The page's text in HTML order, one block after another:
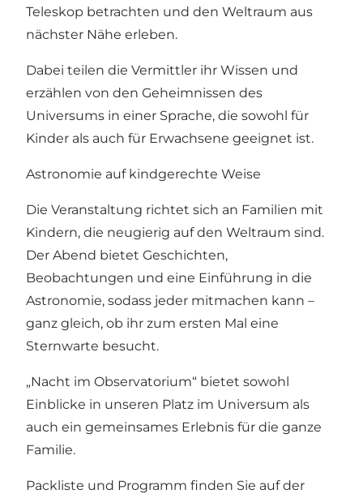
Teleskop betrachten und den Weltraum aus
nächster Nähe erleben.
Dabei teilen die Vermittler ihr Wissen und
erzählen von den Geheimnissen des
Universums in einer Sprache, die sowohl für
Kinder als auch für Erwachsene geeignet ist.
Astronomie auf kindgerechte Weise
Die Veranstaltung richtet sich an Familien mit
Kindern, die neugierig auf den Weltraum sind.
Der Abend bietet Geschichten,
Beobachtungen und eine Einführung in die
Astronomie, sodass jeder mitmachen kann –
ganz gleich, ob ihr zum ersten Mal eine
Sternwarte besucht.
„Nacht im Observatorium“ bietet sowohl
Einblicke in unseren Platz im Universum als
auch ein gemeinsames Erlebnis für die ganze
Familie.
Packliste und Programm finden Sie auf der